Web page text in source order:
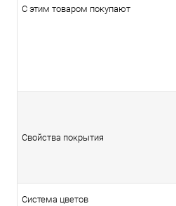
С этим товаром покупают
Свойства покрытия
Система цветов